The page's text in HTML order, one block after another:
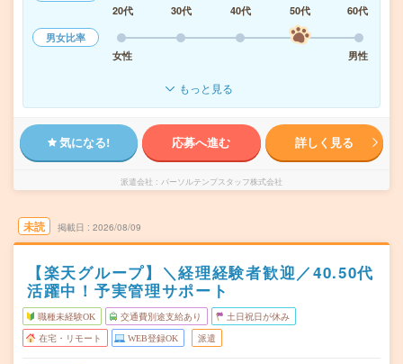
20代
30代 40代 50代
60代
男女比率
女性
男性
もっと見る
気になる! 応募へ進む 詳しく見る
派遣会社 パーソルテンプスタッフ株式会社
未読 掲載日 2026/08/09
【楽天グループ】＼経理経験者歓迎／40.50代
活躍中！予実管理サポート
職種未経験OK 交通費別途支給あり 土日祝日が休み
在宅・リモート WEB登録OK 派遣